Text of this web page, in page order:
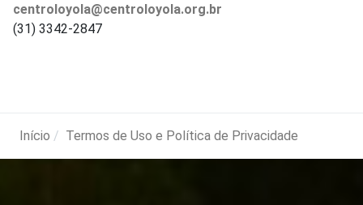
centroloyola@centroloyola.org.br
(31) 3342-2847
Início Termos de Uso e Política de Privacidade